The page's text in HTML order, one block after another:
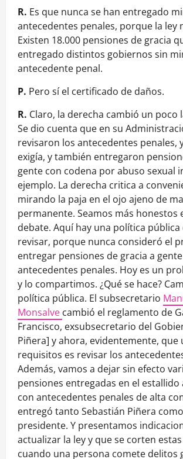
R. Es que nunca se han entregado
antecedentes penales, porque la ley
Existen 18.000 pensiones de gracia
entregado distintos gobiernos sin
antecedente penal.
P. Pero sí el certificado de daños.
R. Claro, la derecha cambió un poco
Se dio cuenta que en su
revisaron los antecedentes penales,
exigía, y también entregaron
gente con codena por abuso sexual
ejemplo. La derecha critica a
mirando la paja en el ojo ajeno de
permanente. Seamos más honestos
debate. Aquí hay una política
revisar, porque nunca consideró el
entregar pensiones de gracia a
antecedentes penales. Hoy es un
y lo compartimos. ¿Qué se hace?
política pública. El subsecretario
Monsalve cambió el reglamento de
Francisco, exsubsecretario del
Piñera] y ahora, evidentemente, que
requisitos es revisar los
Además, vamos a dejar sin efecto
pensiones entregadas en el estallido
con antecedentes penales de alta
entregó tanto Sebastián Piñera
presidente. Y presentamos
actualizar la ley y que se corten
cuando una persona comete delitos